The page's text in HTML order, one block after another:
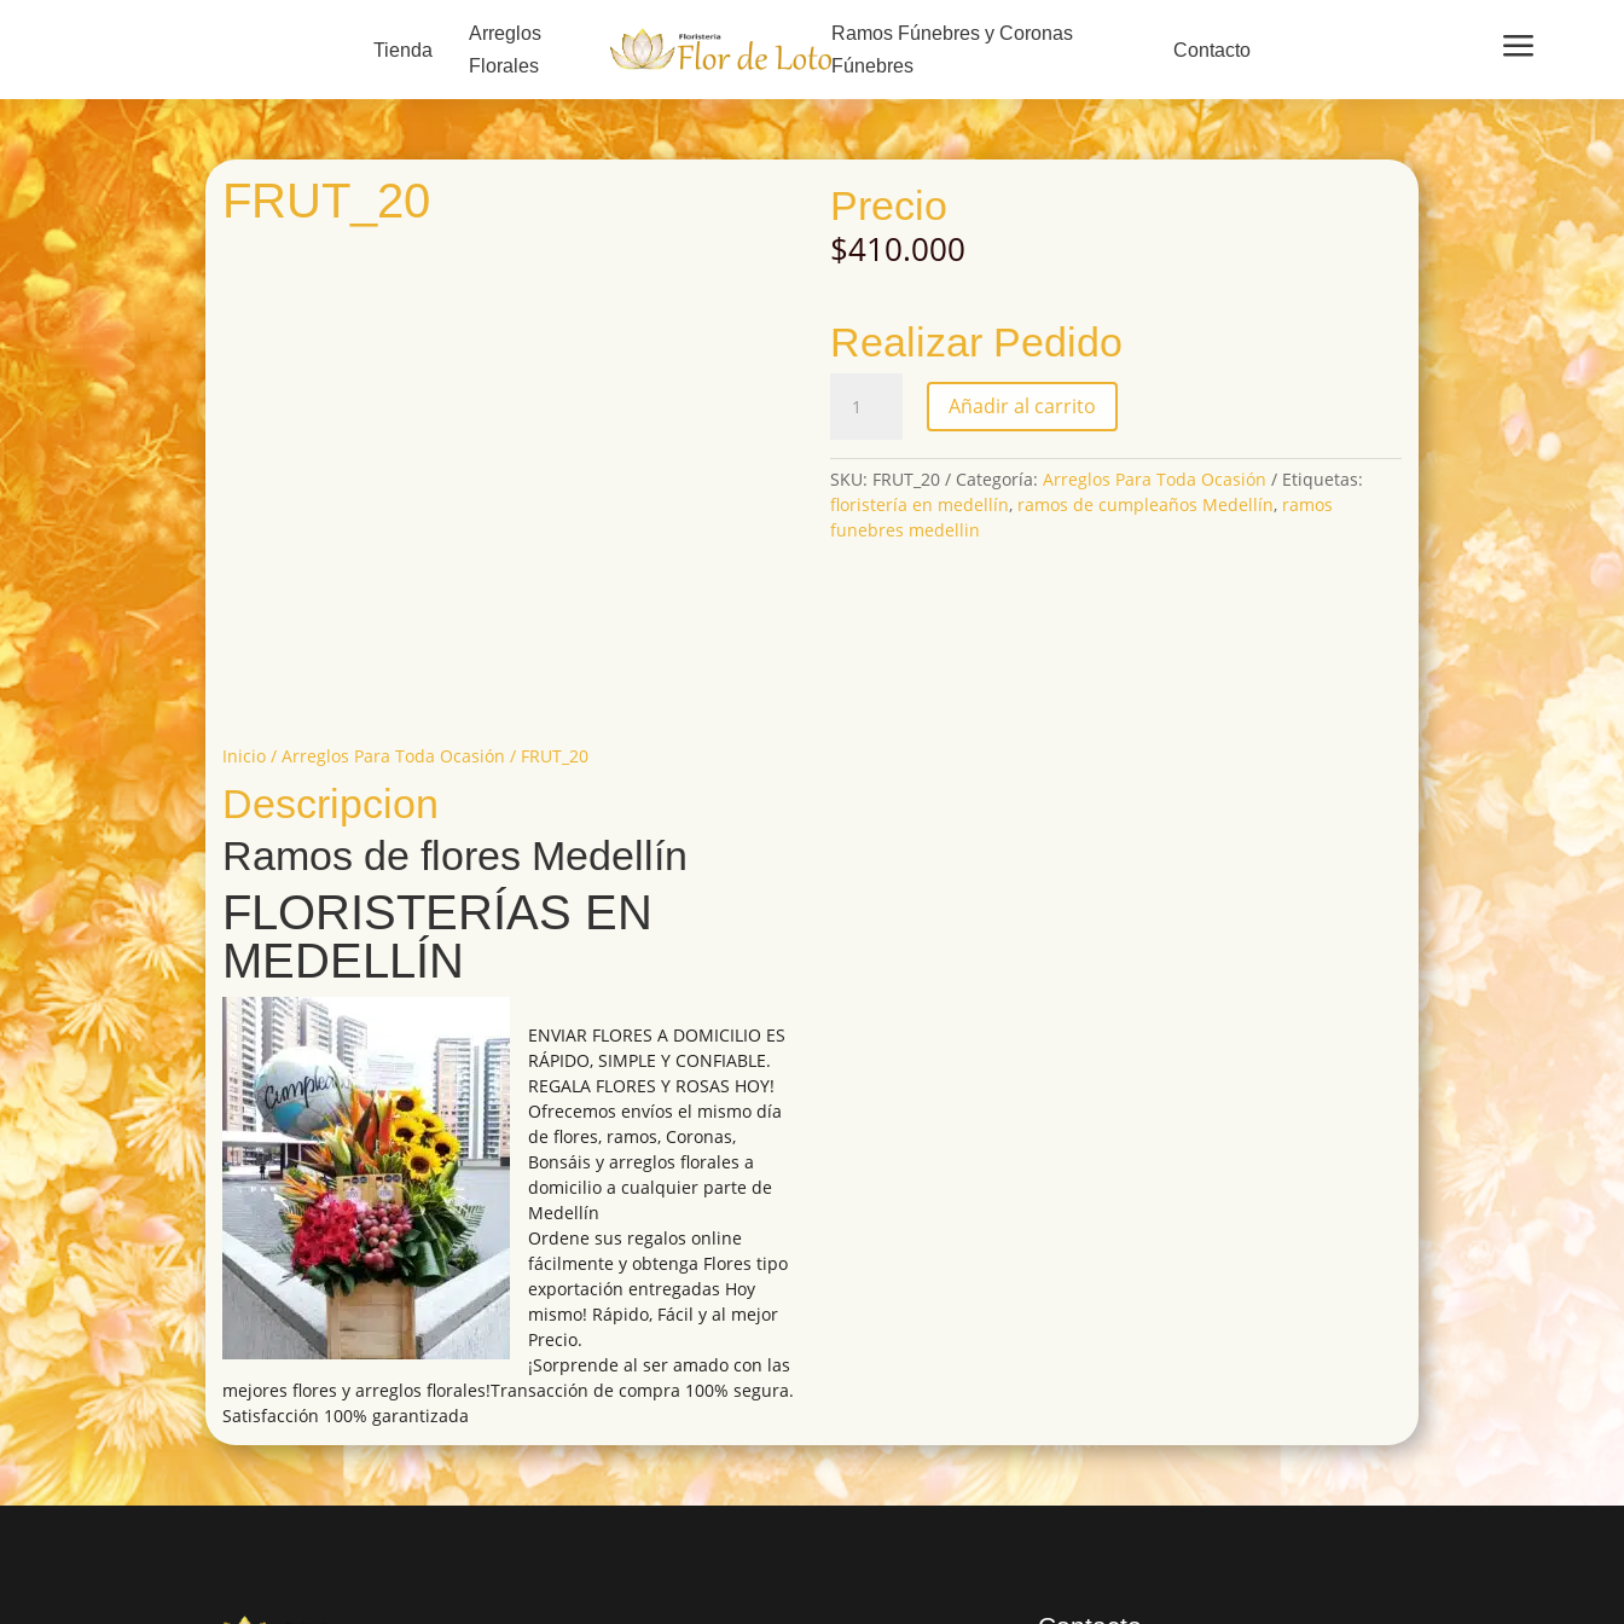
Tienda
Arreglos
Florales
Ramos Fúnebres y Coronas
Fúnebres
Contacto a
FRUT_20
Inicio / Arreglos Para Toda Ocasión / FRUT_20
Descripcion
Ramos de flores Medellín
FLORISTERÍAS EN
MEDELLÍN
ENVIAR FLORES A DOMICILIO ES
RÁPIDO, SIMPLE Y CONFIABLE.
REGALA FLORES Y ROSAS HOY!
Ofrecemos envíos el mismo día
de flores, ramos, Coronas,
Bonsáis y arreglos florales a
domicilio a cualquier parte de
Medellín
Ordene sus regalos online
fácilmente y obtenga Flores tipo
exportación entregadas Hoy
mismo! Rápido, Fácil y al mejor
Precio.
¡Sorprende al ser amado con las
mejores flores y arreglos florales!Transacción de compra 100% segura.
Satisfacción 100% garantizada
Precio
$410.000
Realizar Pedido
cantidad
Añadir al carrito
SKU: FRUT_20 Categoría: Arreglos Para Toda Ocasión
Etiquetas:
floristería en medellín, ramos de cumpleaños Medellín, ramos
funebres medellin